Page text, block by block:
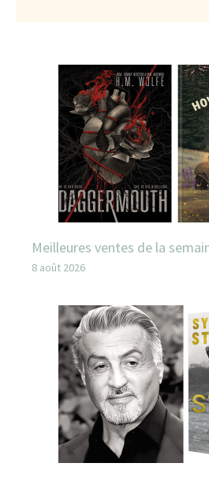
Meilleures ventes de la
8 août 2026